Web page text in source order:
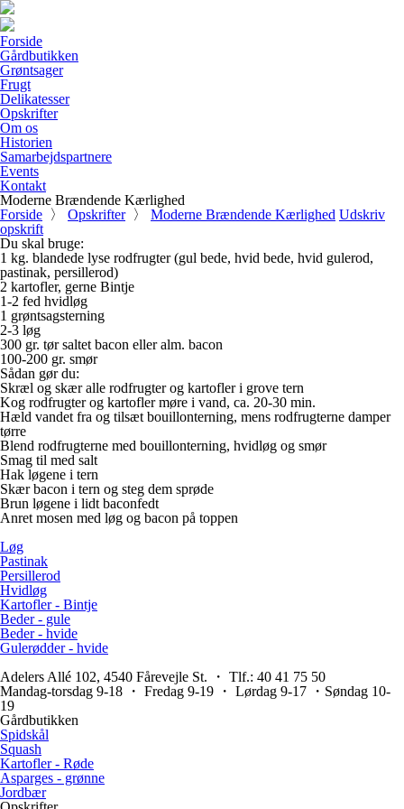
Forside
Gårdbutikken
Grøntsager
Frugt
Delikatesser
Opskrifter
Om os
Historien
Samarbejdspartnere
Events
Kontakt
Moderne Brændende Kærlighed
Forside 〉 Opskrifter〉 Moderne Brændende Kærlighed Udskriv
opskrift
Du skal bruge:
1 kg. blandede lyse rodfrugter (gul bede, hvid bede, hvid gulerod,
pastinak, persillerod)
2 kartofler, gerne Bintje
1-2 fed hvidløg
1 grøntsagsterning
2-3 løg
300 gr. tør saltet bacon eller alm. bacon
100-200 gr. smør
Sådan gør du:
Skræl og skær alle rodfrugter og kartofler i grove tern
Kog rodfrugter og kartofler møre i vand, ca. 20-30 min.
Hæld vandet fra og tilsæt bouillonterning, mens rodfrugterne damper
tørre
Blend rodfrugterne med bouillonterning, hvidløg og smør
Smag til med salt
Hak løgene i tern
Skær bacon i tern og steg dem sprøde
Brun løgene i lidt baconfedt
Anret mosen med løg og bacon på toppen
Løg
Pastinak
Persillerod
Hvidløg
Kartofler - Bintje
Beder - gule
Beder - hvide
Gulerødder - hvide
Adelers Allé 102, 4540 Fårevejle St. ・ Tlf.: 40 41 75 50
Mandag-torsdag 9-18 ・ Fredag 9-19 ・ Lørdag 9-17 ・Søndag 10-
19
Gårdbutikken
Spidskål
Squash
Kartofler - Røde
Asparges - grønne
Jordbær